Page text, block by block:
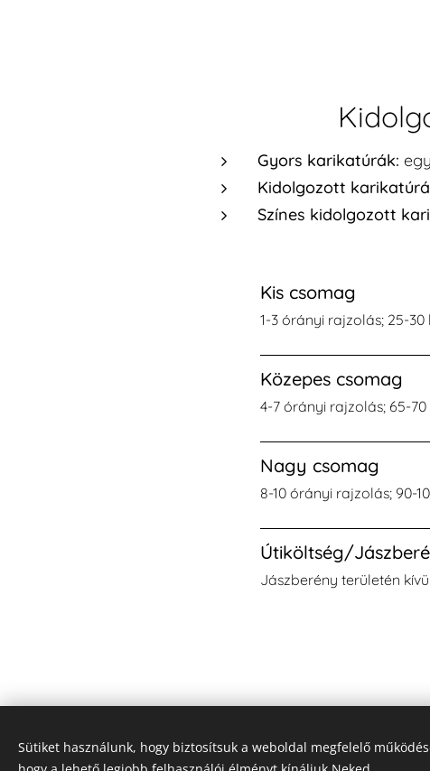
Gyors karikatúrák:
Kidolgozott
Színes kidolgozott
Kis csomag
1-3 órányi rajzolás; 25-
Közepes csomag
4-7 órányi rajzolás; 65-
Nagy csomag
8-10 órányi rajzolás; 90-
Útiköltség/
Jászberény területén
Sütiket használunk, hogy biztosítsuk a weboldal megfelelő